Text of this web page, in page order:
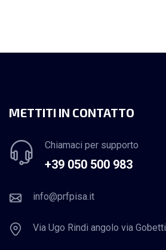
METTITI IN CONTATTO
Chiamaci per supporto
+39 050 500 983
info@prfpisa.it
Via Ugo Rindi angolo via Gobetti